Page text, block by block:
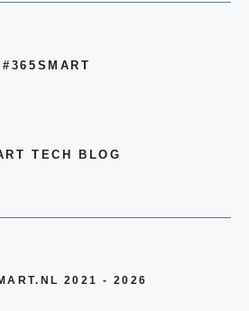
#365SMART
TECH BLOG
2021 - 2026